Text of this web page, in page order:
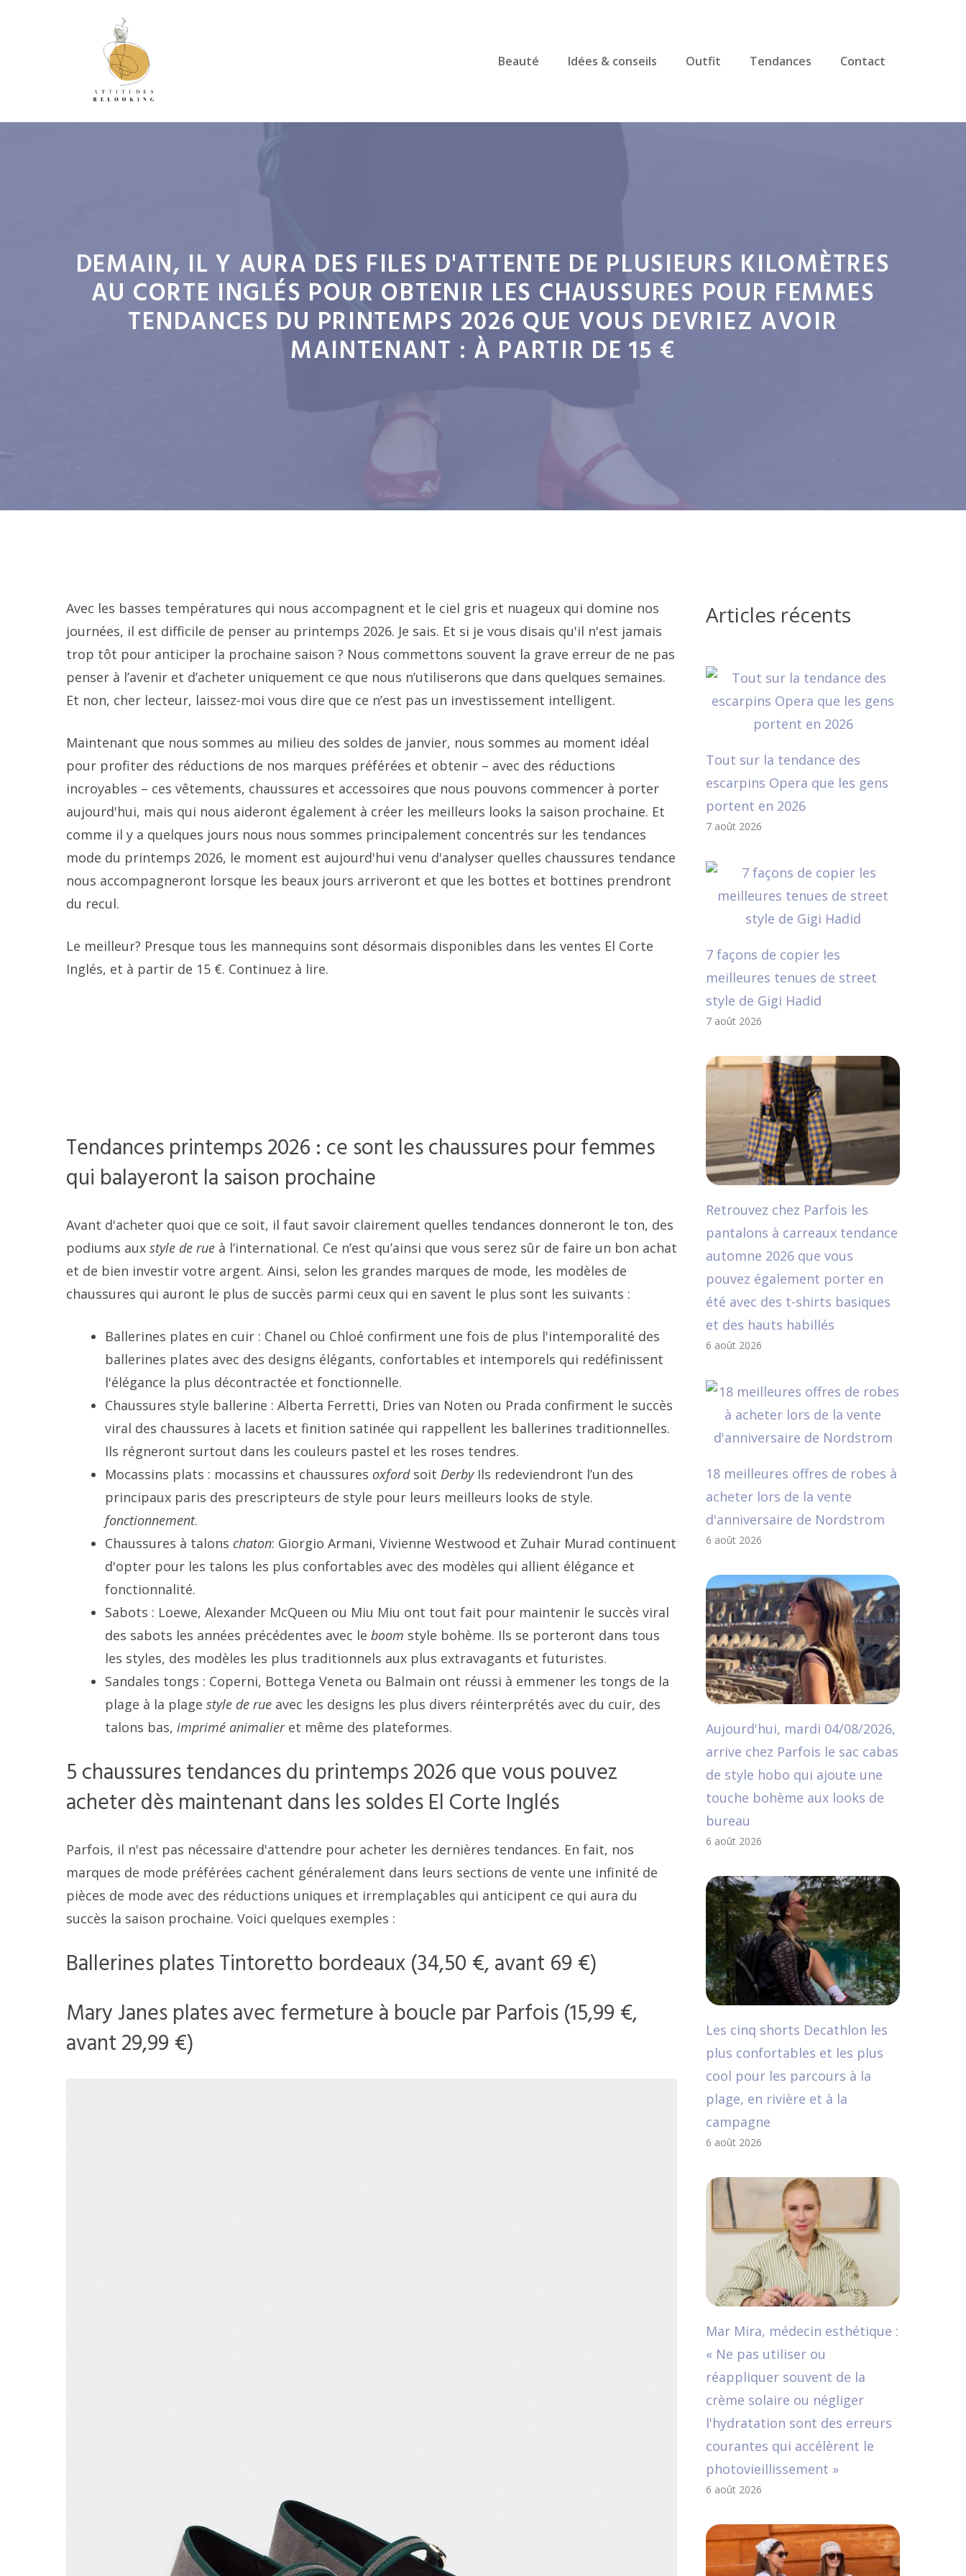
Beauté Idées & conseils Outfit Tendances Contact
DEMAIN, IL Y AURA DES FILES D'ATTENTE DE PLUSIEURS KILOMÈTRES
AU CORTE INGLÉS POUR OBTENIR LES CHAUSSURES POUR FEMMES
TENDANCES DU PRINTEMPS 2026 QUE VOUS DEVRIEZ AVOIR
MAINTENANT : À PARTIR DE 15 €
Avec les basses températures qui nous accompagnent et le ciel gris et nuageux qui domine nos
journées, il est difficile de penser au printemps 2026. Je sais. Et si je vous disais qu'il n'est jamais
trop tôt pour anticiper la prochaine saison ? Nous commettons souvent la grave erreur de ne pas
penser à l’avenir et d’acheter uniquement ce que nous n’utiliserons que dans quelques semaines.
Et non, cher lecteur, laissez-moi vous dire que ce n’est pas un investissement intelligent.
Maintenant que nous sommes au milieu des soldes de janvier, nous sommes au moment idéal
pour profiter des réductions de nos marques préférées et obtenir – avec des réductions
incroyables – ces vêtements, chaussures et accessoires que nous pouvons commencer à porter
aujourd'hui, mais qui nous aideront également à créer les meilleurs looks la saison prochaine. Et
comme il y a quelques jours nous nous sommes principalement concentrés sur les tendances
mode du printemps 2026, le moment est aujourd'hui venu d'analyser quelles chaussures tendance
nous accompagneront lorsque les beaux jours arriveront et que les bottes et bottines prendront
du recul.
Le meilleur? Presque tous les mannequins sont désormais disponibles dans les ventes El Corte
Inglés, et à partir de 15 €. Continuez à lire.
Tendances printemps 2026 : ce sont les chaussures pour femmes
qui balayeront la saison prochaine
Avant d'acheter quoi que ce soit, il faut savoir clairement quelles tendances donneront le ton, des
podiums aux style de rue à l’international. Ce n’est qu’ainsi que vous serez sûr de faire un bon achat
et de bien investir votre argent. Ainsi, selon les grandes marques de mode, les modèles de
chaussures qui auront le plus de succès parmi ceux qui en savent le plus sont les suivants :
Ballerines plates en cuir : Chanel ou Chloé confirment une fois de plus l'intemporalité des
ballerines plates avec des designs élégants, confortables et intemporels qui redéfinissent
l'élégance la plus décontractée et fonctionnelle.
Chaussures style ballerine : Alberta Ferretti, Dries van Noten ou Prada confirment le succès
viral des chaussures à lacets et finition satinée qui rappellent les ballerines traditionnelles.
Ils régneront surtout dans les couleurs pastel et les roses tendres.
Mocassins plats : mocassins et chaussures oxfordsoit DerbyIls redeviendront l’un des
principaux paris des prescripteurs de style pour leurs meilleurs looks de style.
fonctionnement.
Chaussures à talons chaton: Giorgio Armani, Vivienne Westwood et Zuhair Murad continuent
d'opter pour les talons les plus confortables avec des modèles qui allient élégance et
fonctionnalité.
Sabots : Loewe, Alexander McQueen ou Miu Miu ont tout fait pour maintenir le succès viral
des sabots les années précédentes avec le boom style bohème. Ils se porteront dans tous
les styles, des modèles les plus traditionnels aux plus extravagants et futuristes.
Sandales tongs : Coperni, Bottega Veneta ou Balmain ont réussi à emmener les tongs de la
plage à la plage style de rue avec les designs les plus divers réinterprétés avec du cuir, des
talons bas, imprimé animalieret même des plateformes.
5 chaussures tendances du printemps 2026 que vous pouvez
acheter dès maintenant dans les soldes El Corte Inglés
Parfois, il n'est pas nécessaire d'attendre pour acheter les dernières tendances. En fait, nos
marques de mode préférées cachent généralement dans leurs sections de vente une infinité de
pièces de mode avec des réductions uniques et irremplaçables qui anticipent ce qui aura du
succès la saison prochaine. Voici quelques exemples :
Ballerines plates Tintoretto bordeaux (34,50 €, avant 69 €)
Mary Janes plates avec fermeture à boucle par Parfois (15,99 €,
avant 29,99 €)
Articles récents
Tout sur la tendance des
escarpins Opera que les gens
portent en 2026
7 août 2026
7 façons de copier les
meilleures tenues de street
style de Gigi Hadid
7 août 2026
Retrouvez chez Parfois les
pantalons à carreaux tendance
automne 2026 que vous
pouvez également porter en
été avec des t-shirts basiques
et des hauts habillés
6 août 2026
18 meilleures offres de robes à
acheter lors de la vente
d'anniversaire de Nordstrom
6 août 2026
Aujourd'hui, mardi 04/08/2026,
arrive chez Parfois le sac cabas
de style hobo qui ajoute une
touche bohème aux looks de
bureau
6 août 2026
Les cinq shorts Decathlon les
plus confortables et les plus
cool pour les parcours à la
plage, en rivière et à la
campagne
6 août 2026
Mar Mira, médecin esthétique :
« Ne pas utiliser ou
réappliquer souvent de la
crème solaire ou négliger
l'hydratation sont des erreurs
courantes qui accélèrent le
photovieillissement »
6 août 2026